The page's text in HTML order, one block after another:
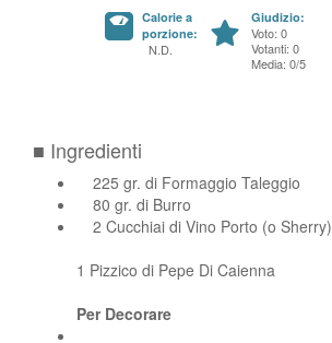
Calorie a
porzione:
N.D.
Giudizio:
Voto: 0
Votanti: 0
Media: 0/5
■ Ingredienti
225 gr. di Formaggio Taleggio
80 gr. di Burro
2 Cucchiai di Vino Porto (o Sherry)
1 Pizzico di Pepe Di Caienna
Per Decorare